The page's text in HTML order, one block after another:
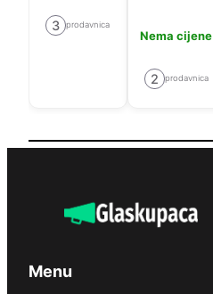
3 prodavnica
Nema cijene
2 prodavnica
Menu